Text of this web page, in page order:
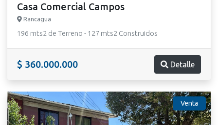
Casa Comercial Campos
Rancagua
196 mts2 de Terreno - 127 mts2 Construidos
$ 360.000.000 Detalle
Venta